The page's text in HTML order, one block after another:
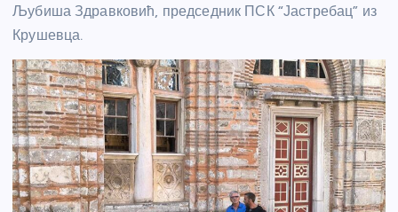
Љубиша Здравковић, председник ПСК “Јастребац” из
Крушевца.